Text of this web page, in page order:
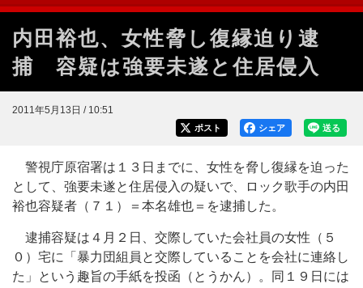
内田裕也、女性脅し復縁迫り逮
捕 容疑は強要未遂と住居侵入
2011年5月13日 / 10:51
送る
シェア
ポスト
警視庁原宿署は１３日までに、女性を脅し復縁を迫った
として、強要未遂と住居侵入の疑いで、ロック歌手の内田
裕也容疑者（７１）＝本名雄也＝を逮捕した。
逮捕容疑は４月２日、交際していた会社員の女性（５
０）宅に「暴力団組員と交際していることを会社に連絡し
た」という趣旨の手紙を投函（とうかん）。同１９日には